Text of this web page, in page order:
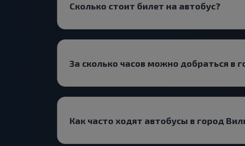
Сколько стоит билет на автобус?
За сколько часов можно добраться в
Как часто ходят автобусы в город